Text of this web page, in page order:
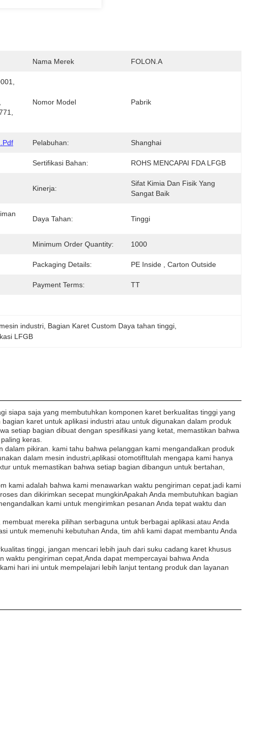
Nama Merek FOLON.A
Nomor Model Pabrik
Pelabuhan: Shanghai
Sertifikasi Bahan: ROHS MENCAPAI FDA LFGB
Kinerja:
Sifat Kimia Dan Fisik Yang
Sangat Baik
Daya Tahan: Tinggi
Minimum Order Quantity: 1000
Packaging Details: PE Inside , Carton Outside
Payment Terms: TT
industri Bagian Karet Custom Daya tahan tinggi
LFGB
siapa saja yang membutuhkan komponen karet berkualitas tinggi yang
karet untuk aplikasi industri atau untuk digunakan dalam produk
setiap bagian dibuat dengan spesifikasi yang ketat, memastikan bahwa
keras.
pikiran. kami tahu bahwa pelanggan kami mengandalkan produk
dalam mesin industri,aplikasi otomotifItulah mengapa kami hanya
untuk memastikan bahwa setiap bagian dibangun untuk bertahan,
kami adalah bahwa kami menawarkan waktu pengiriman cepat.jadi kami
dan dikirimkan secepat mungkinApakah Anda membutuhkan bagian
kami untuk mengirimkan pesanan Anda tepat waktu dan
mereka pilihan serbaguna untuk berbagai aplikasi.atau Anda
untuk memenuhi kebutuhan Anda, tim ahli kami dapat membantu Anda
tinggi, jangan mencari lebih jauh dari suku cadang karet khusus
pengiriman cepat,Anda dapat mempercayai bahwa Anda
hari ini untuk mempelajari lebih lanjut tentang produk dan layanan